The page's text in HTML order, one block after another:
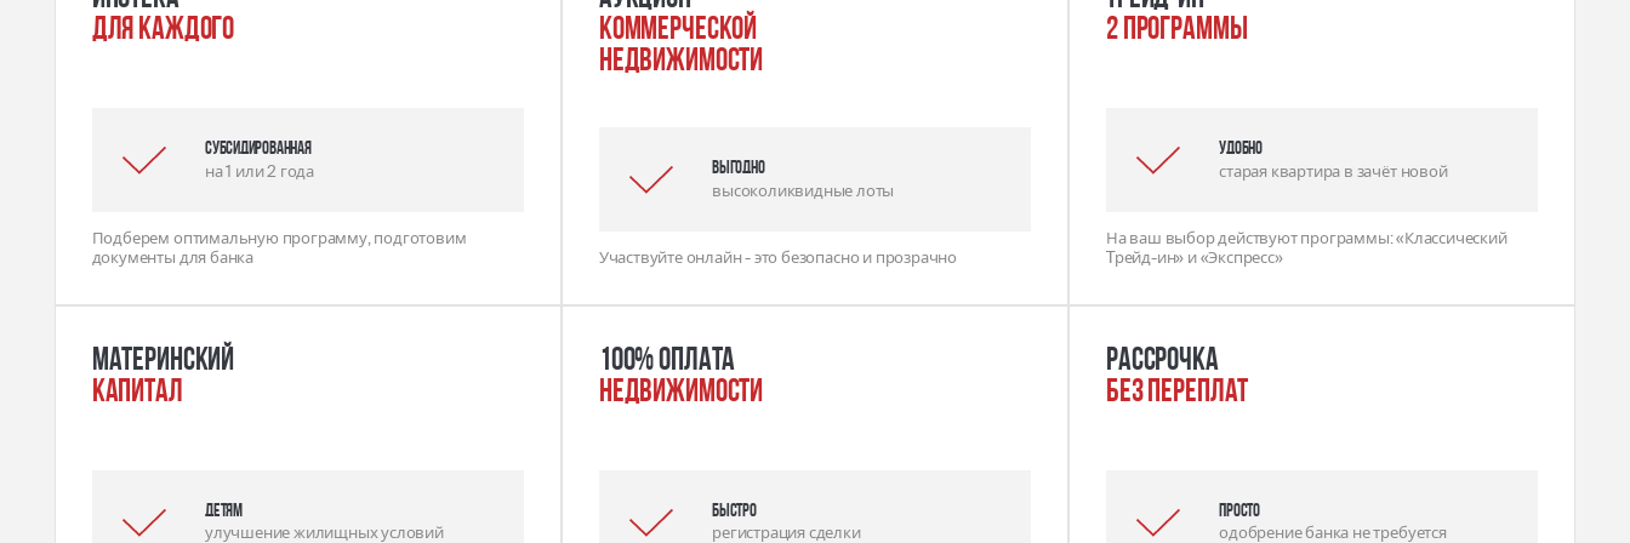
для каждого
Субсидированная
на 1 или 2 года
Подберем оптимальную программу, подготовим
документы для банка
коммерческой
недвижимости
выгодно
высоколиквидные лоты
Участвуйте онлайн - это безопасно и прозрачно
2 программы
удобно
старая квартира в зачёт новой
На ваш выбор действуют программы: «Классический
Tрейд-ин» и «Экспресс»
Материнский
капитал
детям
улучшение жилищных условий
100% оплата
недвижимости
Быстро
регистрация сделки
Рассрочка
без переплат
Просто
одобрение банка не требуется